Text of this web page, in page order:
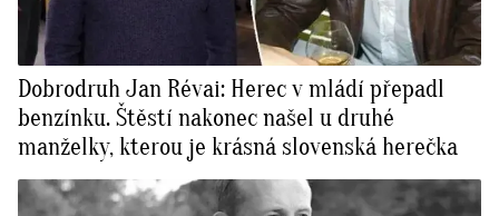
Dobrodruh Jan Révai: Herec v mládí přepadl
benzínku. Štěstí nakonec našel u druhé
manželky, kterou je krásná slovenská herečka